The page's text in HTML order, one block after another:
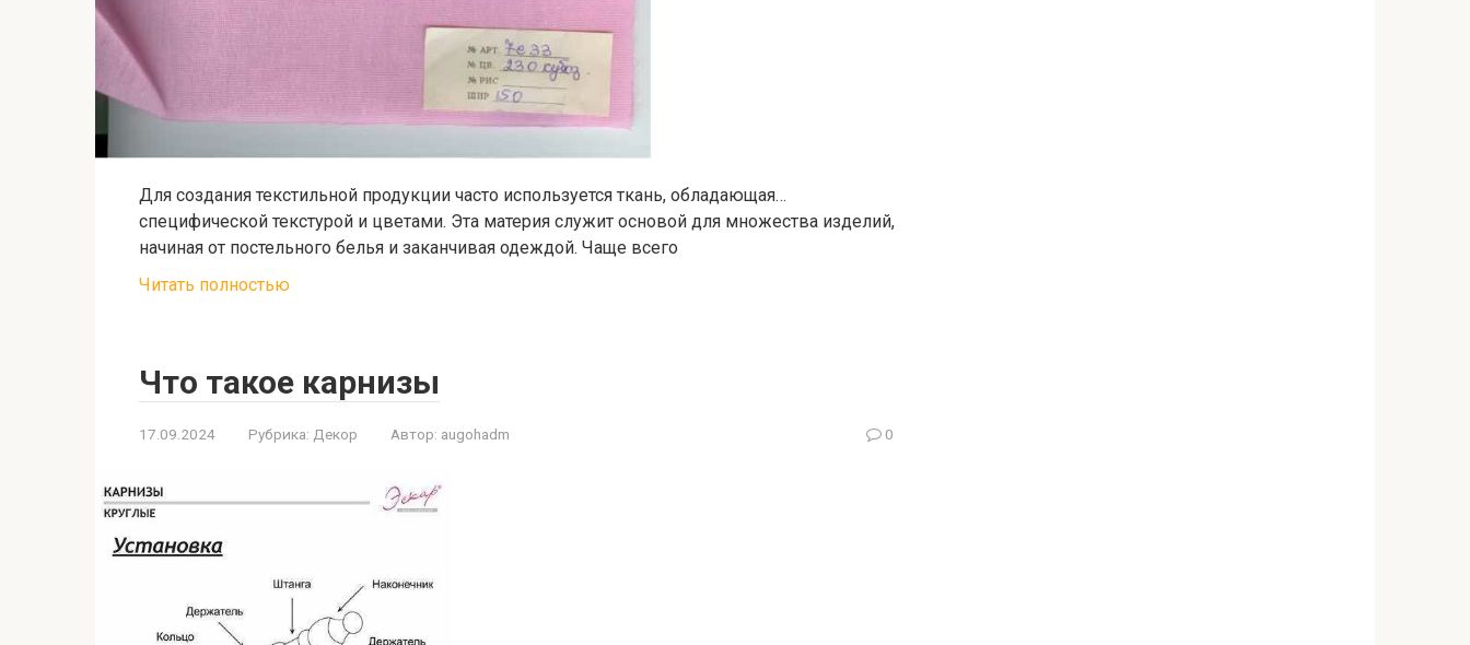
Для создания текстильной продукции часто используется ткань, обладающая…
специфической текстурой и цветами. Эта материя служит основой для множества изделий,
начиная от постельного белья и заканчивая одеждой. Чаще всего
Читать полностью
Что такое карнизы
17.09.2024 Рубрика: Декор Автор: augohadm 0